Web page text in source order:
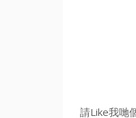
請Like我哋